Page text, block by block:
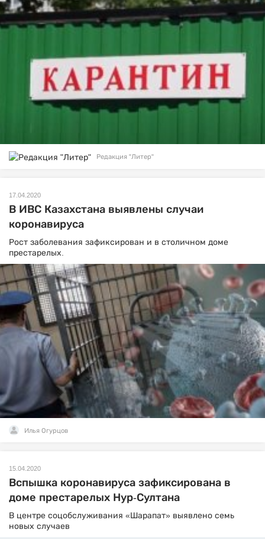
Редакция "Литер"
17.04.2020
В ИВС Казахстана выявлены случаи
коронавируса
Рост заболевания зафиксирован и в столичном доме
престарелых.
Илья Огурцов
15.04.2020
Вспышка коронавируса зафиксирована в
доме престарелых Нур-Султана
В центре соцобслуживания «Шарапат» выявлено семь
новых случаев